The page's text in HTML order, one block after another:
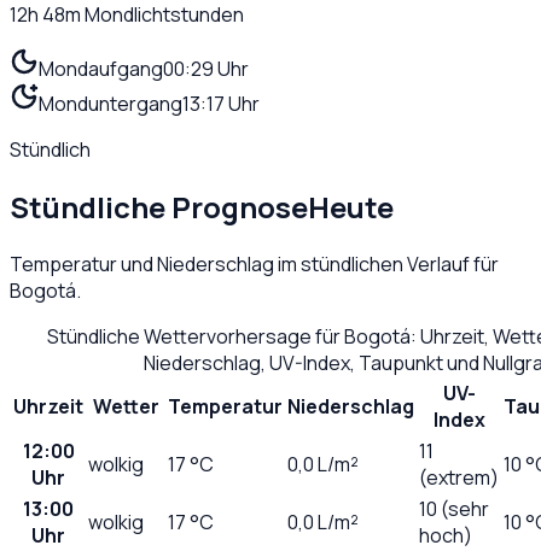
12h 48mMondlichtstunden
Mondaufgang00:29 Uhr
Monduntergang13:17 Uhr
Stündlich
Stündliche PrognoseHeute
Temperatur und Niederschlag im stündlichen Verlauf für
Bogotá.
Stündliche Wettervorhersage fürBogotá: Uhrzeit,
Niederschlag, UV-Index, Taupunkt und
Uhrzeit Wetter Temperatur Niederschlag
UV-
Index
12:00
Uhr
wolkig 17°C 0,0L/m²
11
(extrem) 10
13:00
Uhr
wolkig 17°C 0,0L/m²
10 (sehr
hoch)
10